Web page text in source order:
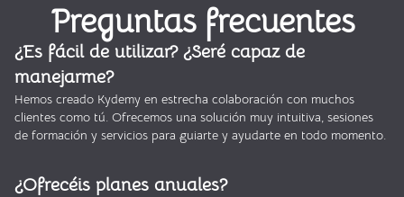
Preguntas frecuentes
¿Es fácil de utilizar? ¿Seré capaz de
manejarme?
Hemos creado Kydemy en estrecha colaboración con muchos
clientes como tú. Ofrecemos una solución muy intuitiva, sesiones
de formación y servicios para guiarte y ayudarte en todo momento.
¿Ofrecéis planes anuales?